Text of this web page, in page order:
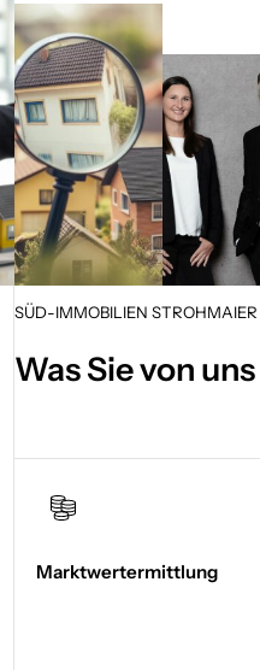
SÜD-IMMOBILIEN STROHMAIER
Was Sie von
Marktwert­ermittlung